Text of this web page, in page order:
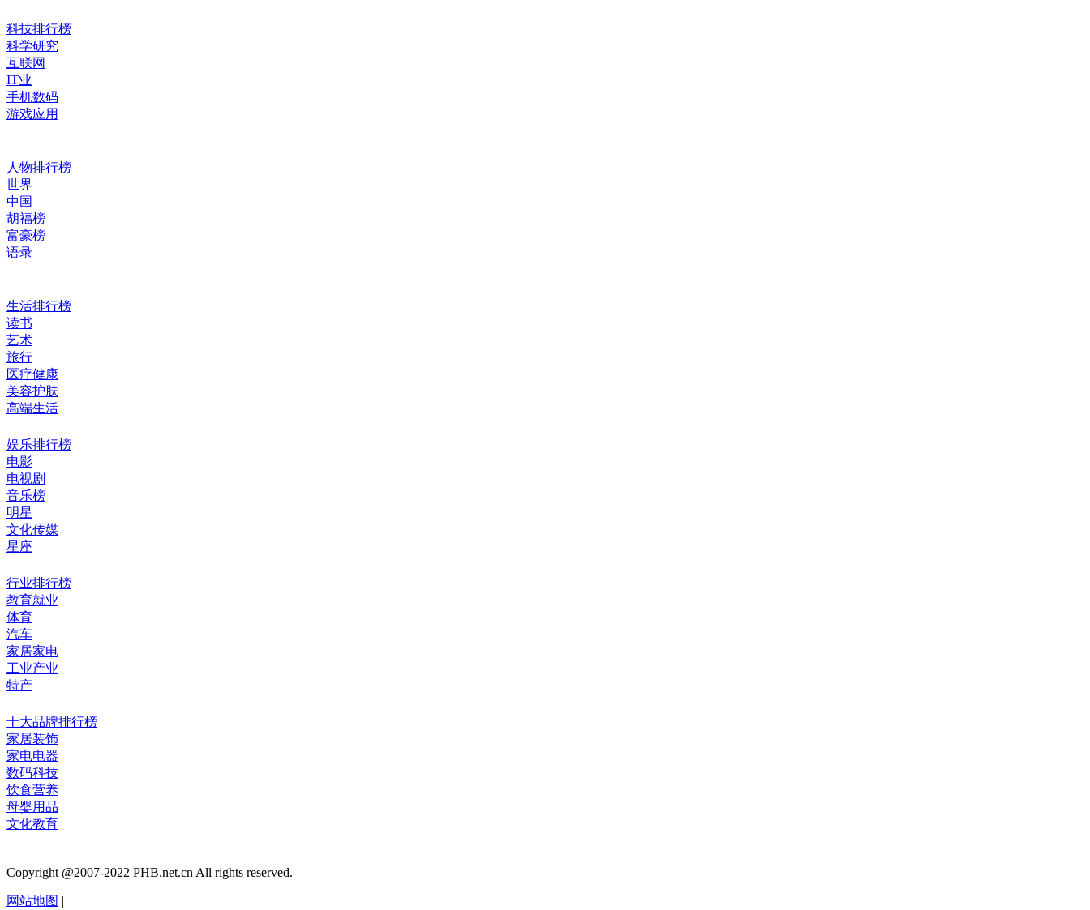
科技排行榜
科学研究
互联网
IT业
手机数码
游戏应用
人物排行榜
世界
中国
胡福榜
富豪榜
语录
生活排行榜
读书
艺术
旅行
医疗健康
美容护肤
高端生活
娱乐排行榜
电影
电视剧
音乐榜
明星
文化传媒
星座
行业排行榜
教育就业
体育
汽车
家居家电
工业产业
特产
十大品牌排行榜
家居装饰
家电电器
数码科技
饮食营养
母婴用品
文化教育
Copyright @2007-2022 PHB.net.cn All rights reserved.
网站地图 |